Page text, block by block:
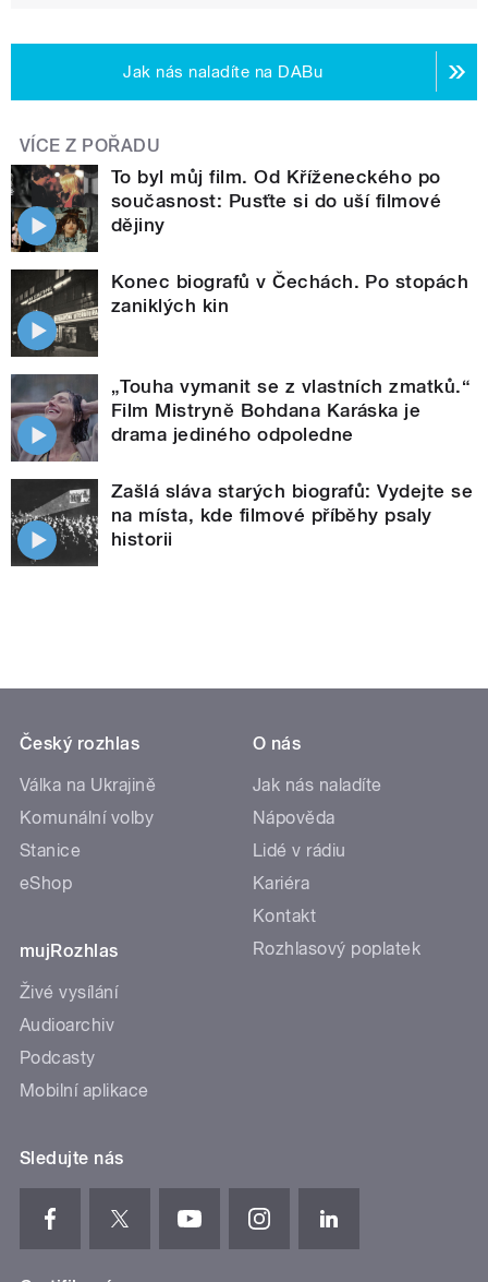
Jak nás naladíte na DABu
VÍCE Z POŘADU
To byl můj film. Od Kříženeckého po
současnost: Pusťte si do uší filmové
dějiny
Konec biografů v Čechách. Po stopách
zaniklých kin
„Touha vymanit se z vlastních zmatků.“
Film Mistryně Bohdana Karáska je
drama jediného odpoledne
Zašlá sláva starých biografů: Vydejte se
na místa, kde filmové příběhy psaly
historii
Český rozhlas
Válka na Ukrajině
Komunální volby
Stanice
eShop
mujRozhlas
Živé vysílání
Audioarchiv
Podcasty
Mobilní aplikace
O nás
Jak nás naladíte
Nápověda
Lidé v rádiu
Kariéra
Kontakt
Rozhlasový poplatek
Sledujte nás